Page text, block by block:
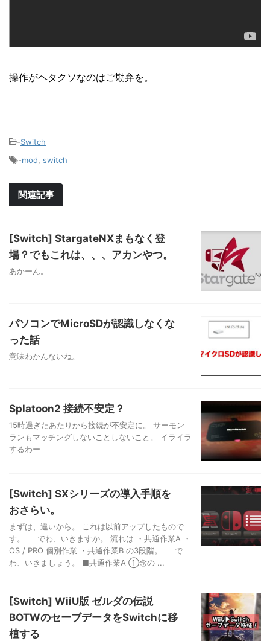
操作がヘタクソなのはご勘弁を。
-Switch
-mod, switch
関連記事
[Switch] StargateNXまもなく登
場？でもこれは、、、アカンやつ。
あかーん。
パソコンでMicroSDが認識しなくな
った話
意味わかんないね。
Splatoon2 接続不安定？
15時過ぎたあたりから接続が不安定に。 サーモン
ランもマッチングしないことしないこと。 イライラ
するわー
[Switch] SXシリーズの導入手順を
おさらい。
まずは、違いから。 これは以前アップしたもので
す。 でわ、いきますか。 流れは ・共通作業A ・
OS / PRO 個別作業 ・共通作業B の3段階。 で
わ、いきましょう。 ■共通作業A ①念の ...
[Switch] WiiU版 ゼルダの伝説
BOTWのセーブデータをSwitchに移
植する